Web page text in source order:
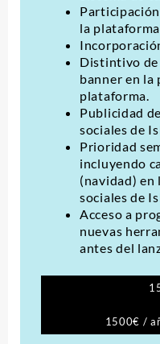
la
Distintivo de
banner en la
plataforma.
Publicidad
sociales de
Prioridad
incluyendo
(navidad) en
sociales de
Acceso a
nuevas
antes del
1500€ /